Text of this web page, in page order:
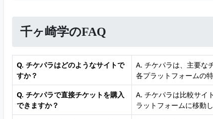
千ヶ崎学のFAQ
Q. チケパラはどのようなサイトで
すか？
A. チケパラは、主要な
各プラットフォームの
Q. チケパラで直接チケットを購入
できますか？
A. チケパラは比較サイ
ラットフォームに移動